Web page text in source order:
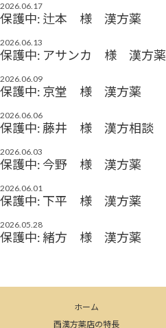
2026.06.17
保護中: 辻本 様 漢方薬
2026.06.13
保護中: アサンカ 様 漢方薬
2026.06.09
保護中: 京堂 様 漢方薬
2026.06.06
保護中: 藤井 様 漢方相談
2026.06.03
保護中: 今野 様 漢方薬
2026.06.01
保護中: 下平 様 漢方薬
2026.05.28
保護中: 緒方 様 漢方薬
ホーム
西漢方薬店の特長